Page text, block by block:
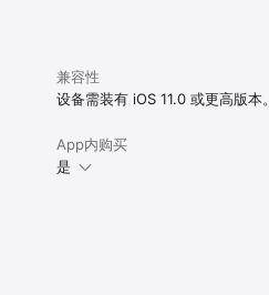
兼容性
设备需装有 iOS 11.0 或更高版本。
App内购买
是